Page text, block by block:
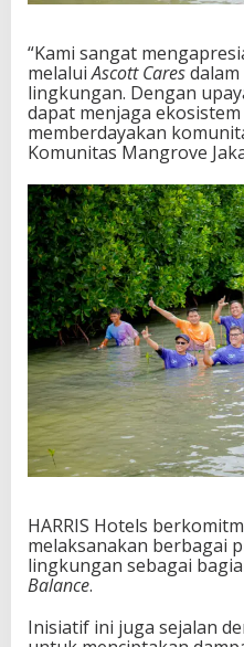
“Kami sangat
melaluiAscott Caresdalam
lingkungan. Dengan
dapat menjaga
memberdayakan
Komunitas Mangrove
HARRIS Hotels
melaksanakan berbagai
lingkungan sebagai
Balance.
Inisiatif ini juga sejalan